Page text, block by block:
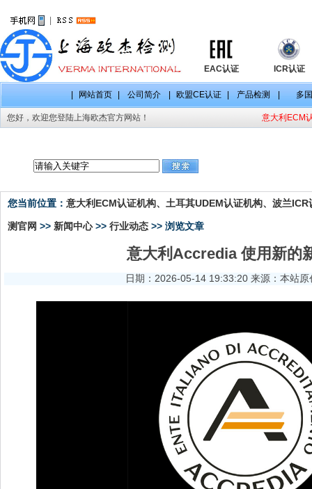
EAC认证 ICR认证
网站首页 公司简介 欧盟CE认证 产品检测 多
您好，欢迎您登陆上海欧杰官方网站！ 意大利ECM
您当前位置： 意大利ECM认证机构、土耳其UDEM认证机构、波兰
测官网 >> 新闻中心>> 行业动态 >> 浏览文章
意大利Accredia 使用新的
日期：2026-05-14 19:33:20 来源：本站